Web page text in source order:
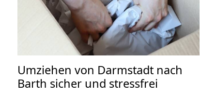
Umziehen von Darmstadt nach
Barth sicher und stressfrei